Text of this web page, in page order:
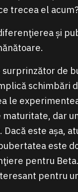
trecea el
și
surprinzător de
schimbări
le
maturitate, dar
Dacă este așa,
este
pentru
pentru